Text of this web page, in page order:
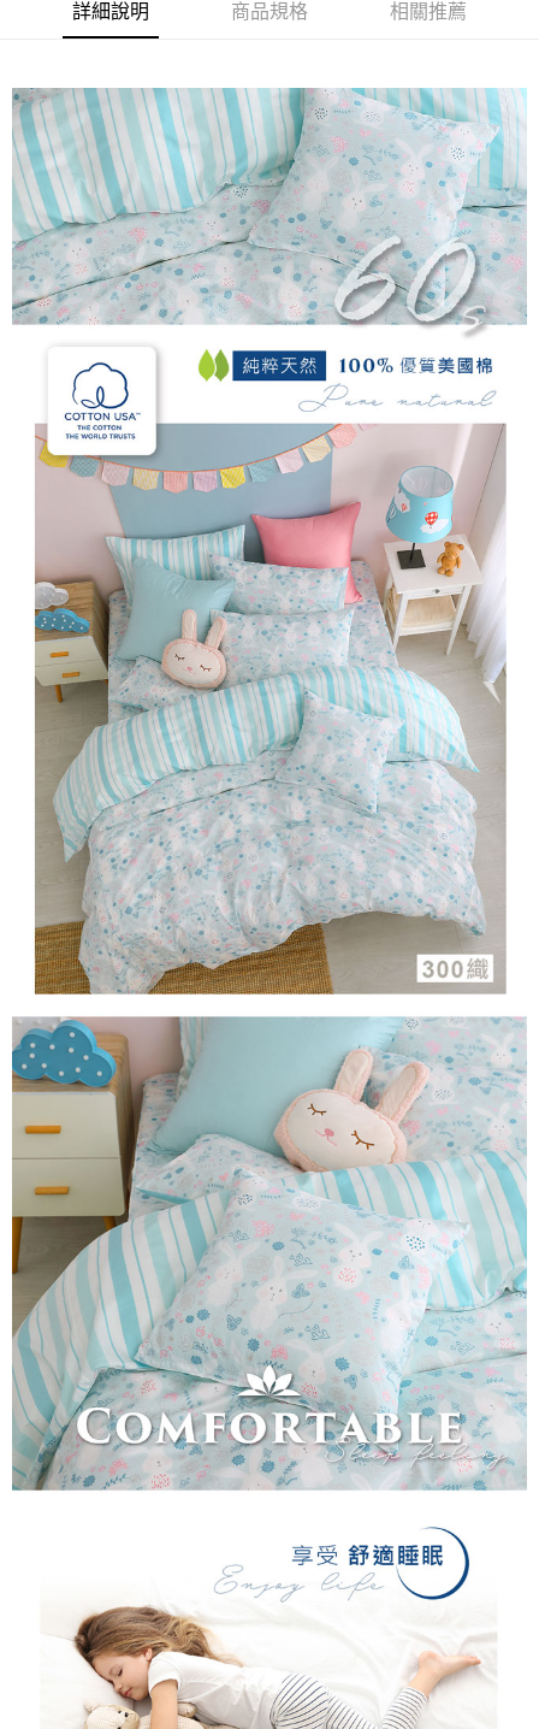
２．訂單成立數日內，您將收到繳費通知簡訊。
３．收到繳費通知簡訊後14天內，點擊此簡訊中的連結，可透過四大超商／
購買商品的店家。未經商家同意取消之訂單仍視為有效，需透過AFTEE先享
後付繳納相關費用。
※ 交易是否成功請以「AFTEE先享後付 」之結帳頁面顯示為準，若有關於
是否繳費成功／繳費後需取消欲退款等相關疑問，請聯繫「AFTEE先享後付
客戶支援中心」https://netprotections.freshdesk.com/support/home
【注意事項】
１．透過由恩沛科技股份有限公司提供之「AFTEE先享後付」服務完成之交
易，需依本服務之必要範圍內提供個人資料，並將交易相關給付款項請求債
權轉讓予恩沛科技股份有限公司。
２．關於個人資料處理事宜，請瀏覽以下網址：
３．未成年的使用者請事先徵得法定代理人或監護人之同意方可使用
「AFTEE先享後付」，若未經同意申辦者引起之損失，本公司不負相關責
４．使用「AFTEE先享後付」時，將依據個別帳號之用戶狀況，依本公司即
時審查核予不同之上限額度；若仍有額度不足之情形，本公司將視審查結果
請求用戶進行身份認證。
５．嚴禁一人註冊多個帳號或使用他人資訊註冊。若發現惡意使用之情形，
恩沛科技股份有限公司將有權停止該用戶之使用額度並採取法律行動。
每筆NT$60，滿NT$499(含以上)免運費
付款後7-11取貨
每筆NT$60，滿NT$499(含以上)免運費
宅配
每筆NT$100，滿NT$499(含以上)免運費
離島宅配
詳細說明 商品規格 相關推薦